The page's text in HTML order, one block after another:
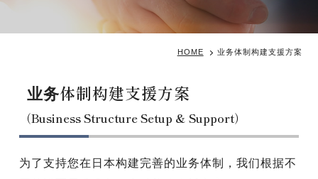
HOME 业务体制构建支援方案
业务体制构建支援方案
（Business Structure Setup & Support）
为了支持您在日本构建完善的业务体制，我们根据不